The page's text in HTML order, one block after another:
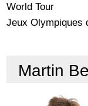
World Tour
Jeux Olympiques
Martin